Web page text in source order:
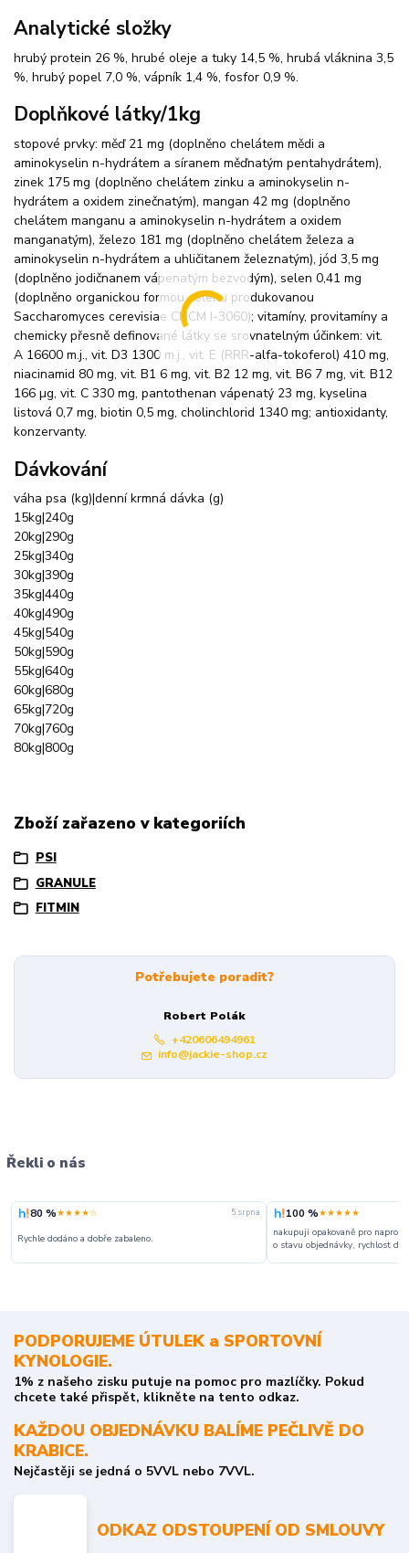
Analytické složky
hrubý protein 26 %, hrubé oleje a tuky 14,5 %, hrubá vláknina 3,5
%, hrubý popel 7,0 %, vápník 1,4 %, fosfor 0,9 %.
Doplňkové látky/1kg
stopové prvky: měď 21 mg (doplněno chelátem mědi a
aminokyselin n-hydrátem a síranem měďnatým pentahydrátem),
zinek 175 mg (doplněno chelátem zinku a aminokyselin n-
hydrátem a oxidem zinečnatým), mangan 42 mg (doplněno
chelátem manganu a aminokyselin n-hydrátem a oxidem
manganatým), železo 181 mg (doplněno chelátem železa a
aminokyselin n-hydrátem a uhličitanem železnatým), jód 3,5 mg
(doplněno jodičnanem vápenatým bezvodým), selen 0,41 mg
(doplněno organickou formou selenu produkovanou
Saccharomyces cerevisiae CNCM I-3060); vitamíny, provitamíny a
chemicky přesně definované látky se srovnatelným účinkem: vit.
A 16600 m.j., vit. D3 1300 m.j., vit. E (RRR-alfa-tokoferol) 410 mg,
niacinamid 80 mg, vit. B1 6 mg, vit. B2 12 mg, vit. B6 7 mg, vit. B12
166 µg, vit. C 330 mg, pantothenan vápenatý 23 mg, kyselina
listová 0,7 mg, biotin 0,5 mg, cholinchlorid 1340 mg; antioxidanty,
konzervanty.
Dávkování
váha psa (kg)|denní krmná dávka (g)
15kg|240g
20kg|290g
25kg|340g
30kg|390g
35kg|440g
40kg|490g
45kg|540g
50kg|590g
55kg|640g
60kg|680g
65kg|720g
70kg|760g
80kg|800g
Zboží zařazeno v kategoriích
PSI
GRANULE
FITMIN
Potřebujete poradit?
Robert Polák
+420606494961
info@jackie-shop.cz
Řekli o nás
80 %★★★★☆ 5. srpna
Rychle dodáno a dobře zabaleno.
100 %★★★★★
nakupuji opakovaně pro
o stavu objednávky, rychlost
PODPORUJEME ÚTULEK a SPORTOVNÍ
KYNOLOGIE.
1% z našeho zisku putuje na pomoc pro mazlíčky. Pokud
chcete také přispět, klikněte na tento odkaz.
KAŽDOU OBJEDNÁVKU BALÍME PEČLIVĚ DO
KRABICE.
Nejčastěji se jedná o 5VVL nebo 7VVL.
ODKAZ ODSTOUPENÍ OD SMLOUVY